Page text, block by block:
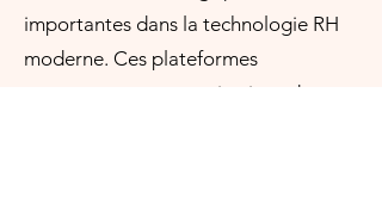
importantes dans la technologie RH
moderne. Ces plateformes
permettent aux organisations de